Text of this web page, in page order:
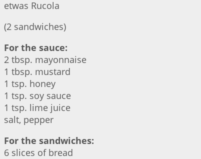
etwas Rucola
(2 sandwiches)
For the sauce:
2 tbsp. mayonnaise
1 tbsp. mustard
1 tsp. honey
1 tsp. soy sauce
1 tsp. lime juice
salt, pepper
For the sandwiches:
6 slices of bread